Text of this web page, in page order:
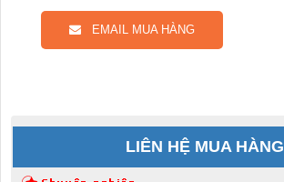
EMAIL MUA HÀNG
LIÊN HỆ MUA HÀNG